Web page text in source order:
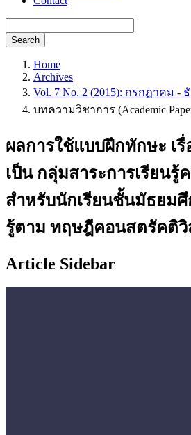
Search
Home
Archives
Vol. 7 No. 2 (2015): กรกฏาคม -
บทความวิชาการ (Academic
ผลการใช้แบบฝึกทักษะ เรื่
เป็น กลุ่มสาระการเรียน
สำหรับนักเรียนชั้นมัธยมศึ
รู้ตาม ทฤษฎีคอนสตรัคติ
Article Sidebar